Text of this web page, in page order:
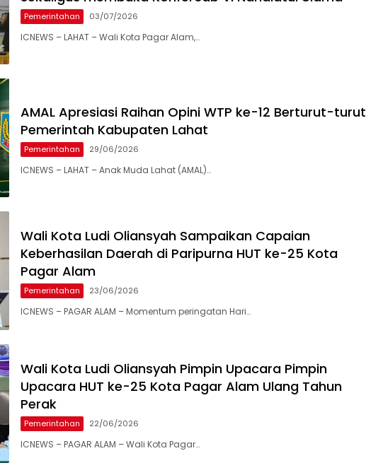
Pemerintahan 03/07/2026
ICNEWS – LAHAT – Wali Kota Pagar Alam,…
AMAL Apresiasi Raihan Opini WTP ke-12 Berturut-turut
Pemerintah Kabupaten Lahat
Pemerintahan 29/06/2026
ICNEWS – LAHAT – Anak Muda Lahat (AMAL)…
Wali Kota Ludi Oliansyah Sampaikan Capaian
Keberhasilan Daerah di Paripurna HUT ke-25 Kota
Pagar Alam
Pemerintahan 23/06/2026
ICNEWS – PAGAR ALAM – Momentum peringatan Hari…
Wali Kota Ludi Oliansyah Pimpin Upacara Pimpin
Upacara HUT ke-25 Kota Pagar Alam Ulang Tahun
Perak
Pemerintahan 22/06/2026
ICNEWS – PAGAR ALAM – Wali Kota Pagar…